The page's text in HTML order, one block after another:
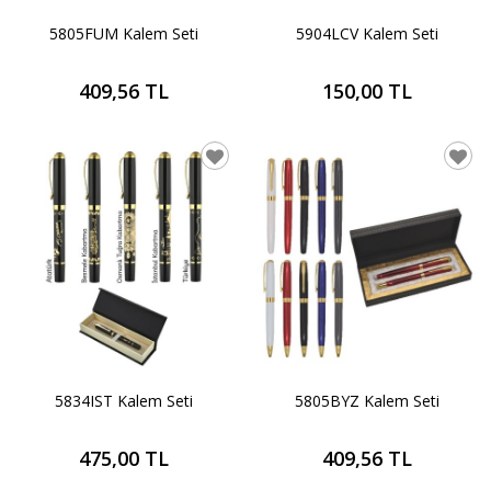
5805FUM Kalem Seti
409,56 TL
5904LCV Kalem Seti
150,00 TL
5834IST Kalem Seti
475,00 TL
5805BYZ Kalem Seti
409,56 TL